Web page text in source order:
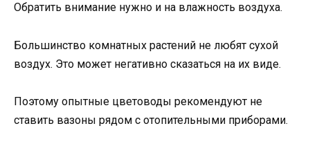
Обратить внимание нужно и на влажность воздуха.
Большинство комнатных растений не любят сухой
воздух. Это может негативно сказаться на их виде.
Поэтому опытные цветоводы рекомендуют не
ставить вазоны рядом с отопительными приборами.